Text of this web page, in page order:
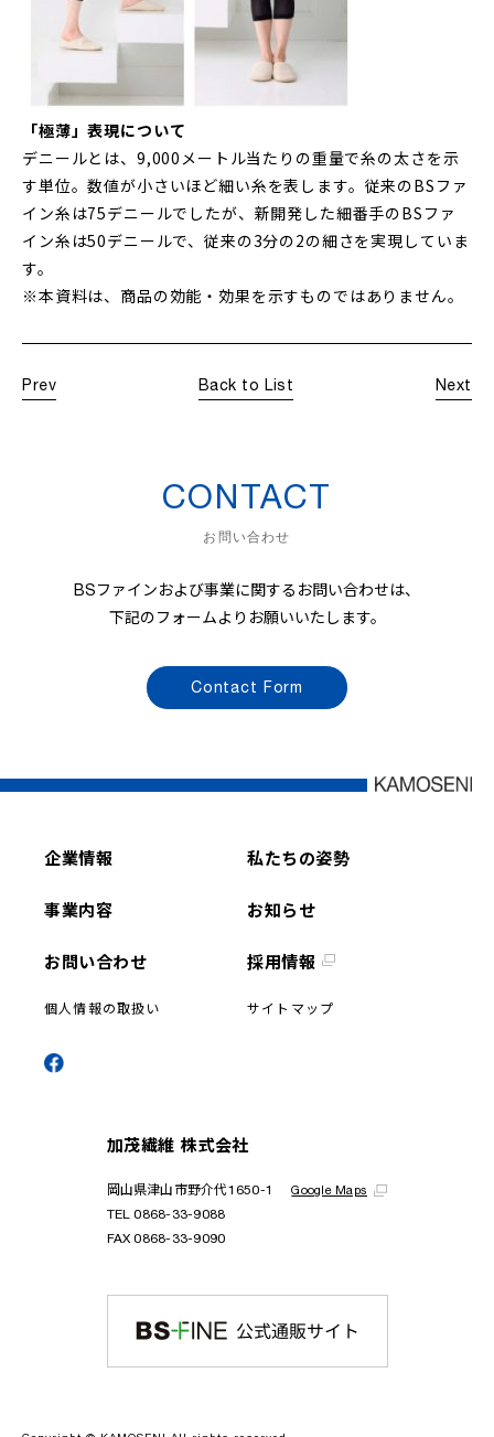
「極薄」表現について
デニールとは、9,000メートル当たりの重量で糸の太さを示
す単位。数値が小さいほど細い糸を表します。従来のBSファ
イン糸は75デニールでしたが、新開発した細番手のBSファ
イン糸は50デニールで、従来の3分の2の細さを実現していま
す。
※本資料は、商品の効能・効果を示すものではありません。
Prev Back to List Next
CONTACT
お問い合わせ
BSファインおよび事業に関するお問い合わせは、
下記のフォームよりお願いいたします。
Contact Form
加茂繊維 株式会社
岡山県津山市野介代1650-1 Google Maps
TEL0868-33-9088
FAX 0868-33-9090
企業情報 私たちの姿勢
事業内容 お知らせ
お問い合わせ 採用情報
個人情報の取扱い サイトマップ